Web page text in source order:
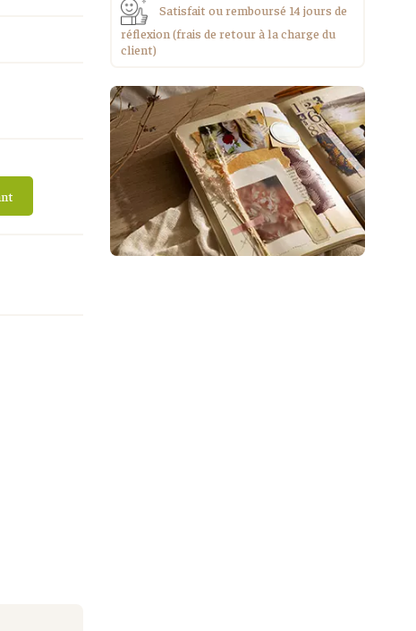
Satisfait ou remboursé 14 jours de
réflexion (frais de retour à la charge du
client)